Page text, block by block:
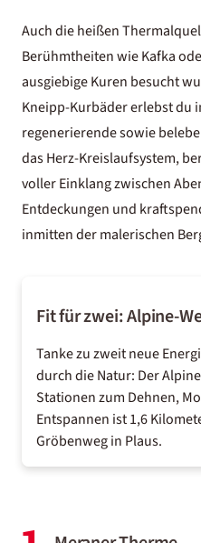
Auch die heißen
Berühmtheiten wie Kafka
ausgiebige Kuren besucht
Kneipp-Kurbäder erlebst du
regenerierende sowie
das Herz-Kreislaufsystem,
voller Einklang zwischen
Entdeckungen und
inmitten der malerischen
Fit für zwei: Alpine-
Tanke zu zweit neue
durch die Natur: Der
Stationen zum Dehnen,
Entspannen ist 1,6
Gröbenweg in Plaus.